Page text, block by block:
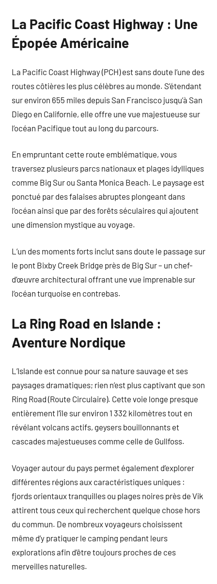
La Pacific Coast Highway : Une
Épopée Américaine
La Pacific Coast Highway (PCH) est sans doute l’une des
routes côtières les plus célèbres au monde. S’étendant
sur environ 655 miles depuis San Francisco jusqu’à San
Diego en Californie, elle offre une vue majestueuse sur
l’océan Pacifique tout au long du parcours.
En empruntant cette route emblématique, vous
traversez plusieurs parcs nationaux et plages idylliques
comme Big Sur ou Santa Monica Beach. Le paysage est
ponctué par des falaises abruptes plongeant dans
l’océan ainsi que par des forêts séculaires qui ajoutent
une dimension mystique au voyage.
L’un des moments forts inclut sans doute le passage sur
le pont Bixby Creek Bridge près de Big Sur – un chef-
d’œuvre architectural offrant une vue imprenable sur
l’océan turquoise en contrebas.
La Ring Road en Islande :
Aventure Nordique
L’Islande est connue pour sa nature sauvage et ses
paysages dramatiques; rien n’est plus captivant que son
Ring Road (Route Circulaire). Cette voie longe presque
entièrement l’île sur environ 1 332 kilomètres tout en
révélant volcans actifs, geysers bouillonnants et
cascades majestueuses comme celle de Gullfoss.
Voyager autour du pays permet également d’explorer
différentes régions aux caractéristiques uniques :
fjords orientaux tranquilles ou plages noires près de Vik
attirent tous ceux qui recherchent quelque chose hors
du commun. De nombreux voyageurs choisissent
même d’y pratiquer le camping pendant leurs
explorations afin d’être toujours proches de ces
merveilles naturelles.